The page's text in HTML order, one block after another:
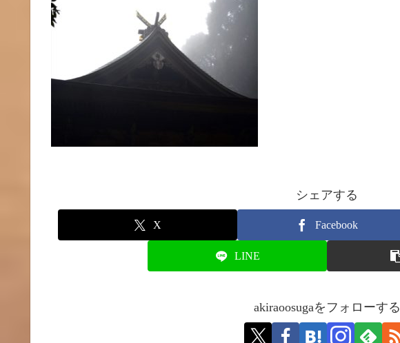
シェアする
X Facebook
LINE
akiraoosugaをフォローする